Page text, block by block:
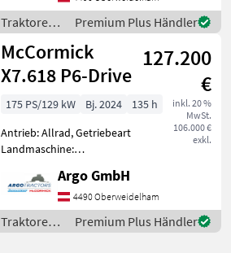
540/540E/1000/1000E,
Höchstgeschwindigkeit in
km/h: 40 km/h, Aufladu
Traktoren /
McCormick
Premium Plus Händler
McCormick
X7.618 P6-Drive
127.200
€
inkl. 20 %
MwSt.
106.000 €
exkl.
175 PS/129 kW Bj. 2024
135 h
Antrieb: Allrad, Getriebeart
Landmaschine:
Plattform: Kabine,
Zapfwellendrehzahl:
540/540E/1000/1000E,
Höchstgeschwindigkeit in
Argo GmbH
4490 Oberweidelham
Traktoren /
McCormick
Premium Plus Händler